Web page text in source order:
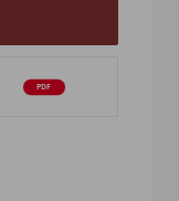
PDF